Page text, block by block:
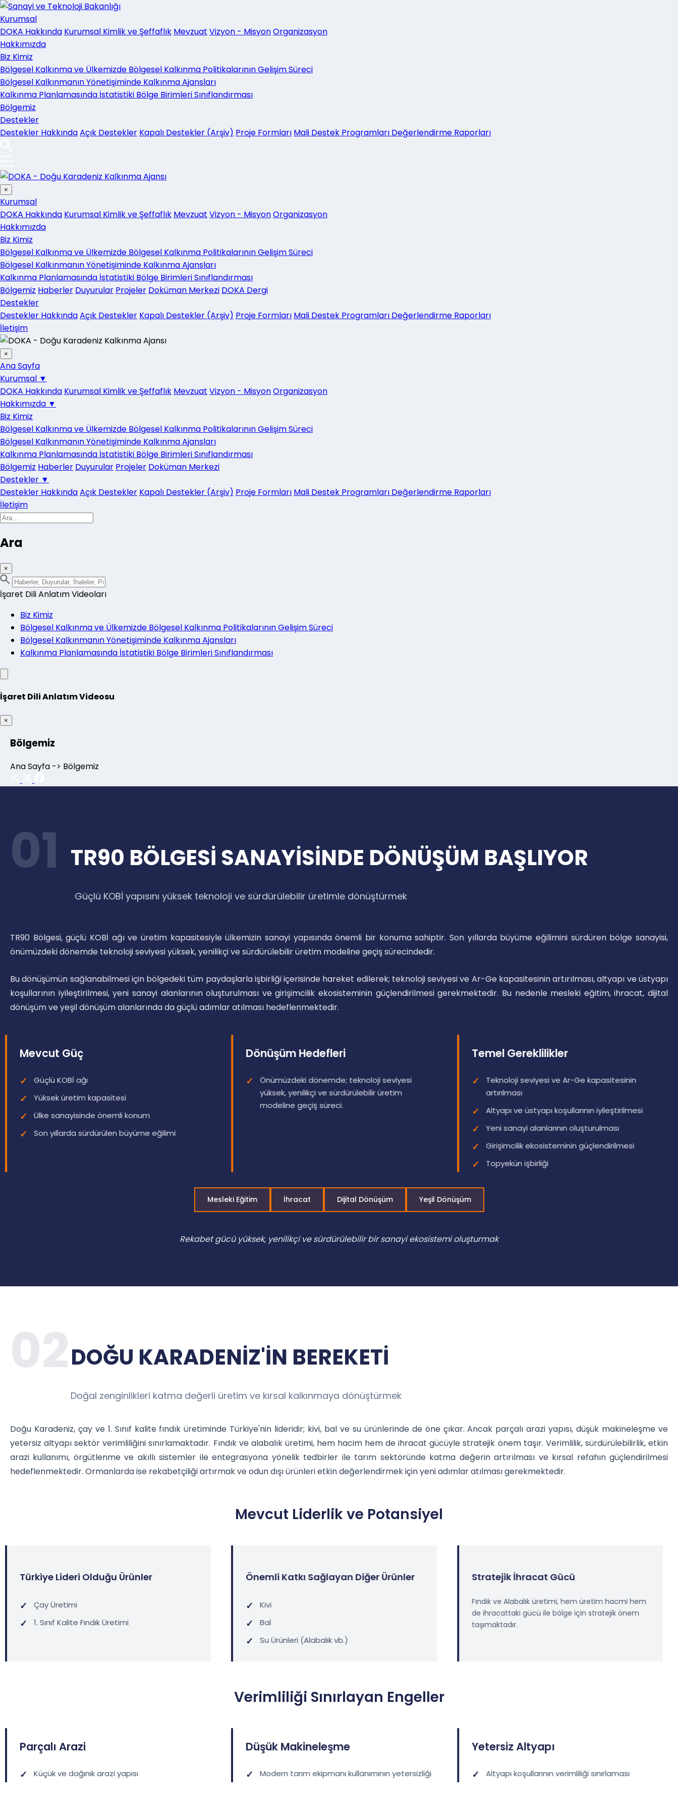
Kurumsal
DOKA Hakkında Kurumsal Kimlik ve Şeffaflık Mevzuat Vizyon - MisyonOrganizasyon
Hakkımızda
Biz Kimiz
Bölgesel Kalkınma ve Ülkemizde Bölgesel Kalkınma Politikalarının Gelişim Süreci
Bölgesel Kalkınmanın Yönetişiminde Kalkınma Ajansları
Kalkınma Planlamasında İstatistiki Bölge Birimleri Sınıflandırması
Bölgemiz
Destekler
Destekler HakkındaAçık Destekler Kapalı Destekler (Arşiv) Proje Formları Mali Destek Programları Değerlendirme Raporları
×
Kurumsal
DOKA Hakkında Kurumsal Kimlik ve Şeffaflık Mevzuat Vizyon - MisyonOrganizasyon
Hakkımızda
Biz Kimiz
Bölgesel Kalkınma ve Ülkemizde Bölgesel Kalkınma Politikalarının Gelişim Süreci
Bölgesel Kalkınmanın Yönetişiminde Kalkınma Ajansları
Kalkınma Planlamasında İstatistiki Bölge Birimleri Sınıflandırması
Bölgemiz Haberler Duyurular Projeler Doküman Merkezi DOKA Dergi
Destekler
Destekler HakkındaAçık Destekler Kapalı Destekler (Arşiv) Proje Formları Mali Destek Programları Değerlendirme Raporları
İletişim
×
Ana Sayfa
Kurumsal ▼
DOKA Hakkında Kurumsal Kimlik ve Şeffaflık Mevzuat Vizyon - MisyonOrganizasyon
Hakkımızda ▼
Biz Kimiz
Bölgesel Kalkınma ve Ülkemizde Bölgesel Kalkınma Politikalarının Gelişim Süreci
Bölgesel Kalkınmanın Yönetişiminde Kalkınma Ajansları
Kalkınma Planlamasında İstatistiki Bölge Birimleri Sınıflandırması
Bölgemiz Haberler Duyurular Projeler Doküman Merkezi
Destekler ▼
Destekler HakkındaAçık Destekler Kapalı Destekler (Arşiv) Proje Formları Mali Destek Programları Değerlendirme Raporları
İletişim
Ara
×
İşaret Dili Anlatım Videoları
Biz Kimiz
Bölgesel Kalkınma ve Ülkemizde Bölgesel Kalkınma Politikalarının Gelişim Süreci
Bölgesel Kalkınmanın Yönetişiminde Kalkınma Ajansları
Kalkınma Planlamasında İstatistiki Bölge Birimleri Sınıflandırması
İşaret Dili Anlatım Videosu
×
Bölgemiz
Ana Sayfa -> Bölgemiz
01 TR90 BÖLGESİ SANAYİSİNDE DÖNÜŞÜM BAŞLIYOR
Güçlü KOBİ yapısını yüksek teknoloji ve sürdürülebilir üretimle dönüştürmek
TR90 Bölgesi, güçlü KOBİ ağı ve üretim kapasitesiyle ülkemizin sanayi yapısında önemli bir konuma sahiptir. Son yıllarda büyüme eğilimini sürdüren bölge sanayisi,
önümüzdeki dönemde teknoloji seviyesi yüksek, yenilikçi ve sürdürülebilir üretim modeline geçiş sürecindedir.
Bu dönüşümün sağlanabilmesi için bölgedeki tüm paydaşlarla işbirliği içerisinde hareket edilerek; teknoloji seviyesi ve Ar-Ge kapasitesinin artırılması, altyapı ve üstyapı
koşullarının iyileştirilmesi, yeni sanayi alanlarının oluşturulması ve girişimcilik ekosisteminin güçlendirilmesi gerekmektedir. Bu nedenle mesleki eğitim, ihracat, dijital
dönüşüm ve yeşil dönüşüm alanlarında da güçlü adımlar atılması hedeflenmektedir.
Mevcut Güç
Güçlü KOBİ ağı
Yüksek üretim kapasitesi
Ülke sanayisinde önemli konum
Son yıllarda sürdürülen büyüme eğilimi
Dönüşüm Hedefleri
Önümüzdeki dönemde; teknoloji seviyesi
yüksek, yenilikçi ve sürdürülebilir üretim
modeline geçiş süreci.
Temel Gereklilikler
Teknoloji seviyesi ve Ar-Ge kapasitesinin
artırılması
Altyapı ve üstyapı koşullarının iyileştirilmesi
Yeni sanayi alanlarının oluşturulması
Girişimcilik ekosisteminin güçlendirilmesi
Topyekün işbirliği
Mesleki Eğitim İhracat Dijital Dönüşüm Yeşil Dönüşüm
Rekabet gücü yüksek, yenilikçi ve sürdürülebilir bir sanayi ekosistemi oluşturmak
DOĞU KARADENİZ'İN BEREKETİ
Doğal zenginlikleri katma değerli üretim ve kırsal kalkınmaya dönüştürmek
Doğu Karadeniz, çay ve 1. Sınıf kalite fındık üretiminde Türkiye'nin lideridir; kivi, bal ve su ürünlerinde de öne çıkar. Ancak parçalı arazi yapısı, düşük makineleşme ve
yetersiz altyapı sektör verimliliğini sınırlamaktadır. Fındık ve alabalık üretimi, hem hacim hem de ihracat gücüyle stratejik önem taşır. Verimlilik, sürdürülebilirlik, etkin
arazi kullanımı, örgütlenme ve akıllı sistemler ile entegrasyona yönelik tedbirler ile tarım sektöründe katma değerin artırılması ve kırsal refahın güçlendirilmesi
hedeflenmektedir. Ormanlarda ise rekabetçiliği artırmak ve odun dışı ürünleri etkin değerlendirmek için yeni adımlar atılması gerekmektedir.
Mevcut Liderlik ve Potansiyel
Türkiye Lideri Olduğu Ürünler
Çay Üretimi
1. Sınıf Kalite Fındık Üretimi
Önemli Katkı Sağlayan Diğer Ürünler
Kivi
Bal
Su Ürünleri (Alabalık vb.)
Stratejik İhracat Gücü
Fındık ve Alabalık üretimi, hem üretim hacmi hem
de ihracattaki gücü ile bölge için stratejik önem
taşımaktadır.
Verimliliği Sınırlayan Engeller
Parçalı Arazi
Küçük ve dağınık arazi yapısı
Düşük Makineleşme
Modern tarım ekipmanı kullanımının yetersizliği
Yetersiz Altyapı
Altyapı koşullarının verimliliği sınırlaması